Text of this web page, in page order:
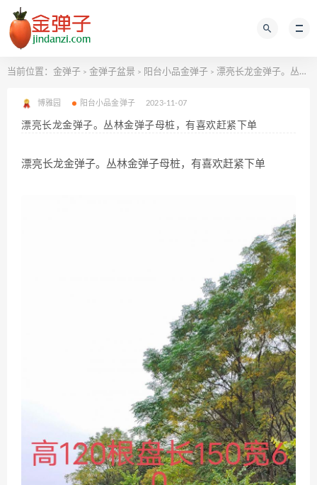
当前位置： 金弹子 > 金弹子盆景 > 阳台小品金弹子 > 漂亮长龙金弹子。丛林金弹子母桩，有喜欢赶紧下单
博雅园 阳台小品金弹子 2023-11-07
漂亮长龙金弹子。丛林金弹子母桩，有喜欢赶紧下单
漂亮长龙金弹子。丛林金弹子母桩，有喜欢赶紧下单